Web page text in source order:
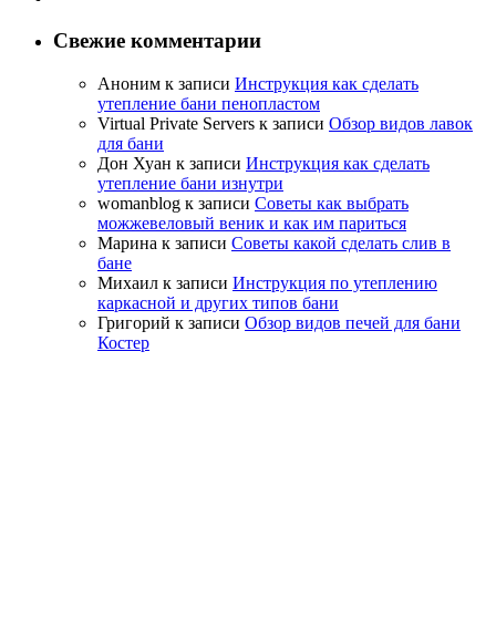
Свежие комментарии
Аноним к записи Инструкция как сделать
утепление бани пенопластом
Virtual Private Servers к записи Обзор видов лавок
для бани
Дон Хуан к записи Инструкция как сделать
утепление бани изнутри
womanblog к записи Советы как выбрать
можжевеловый веник и как им париться
Марина к записи Советы какой сделать слив в
бане
Михаил к записи Инструкция по утеплению
каркасной и других типов бани
Григорий к записи Обзор видов печей для бани
Костер